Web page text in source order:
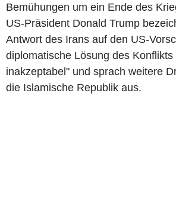
Bemühungen um ein Ende des
US-Präsident Donald Trump
Antwort des Irans auf den US-
diplomatische Lösung des Konflikts
inakzeptabel" und sprach weitere
die Islamische Republik aus.